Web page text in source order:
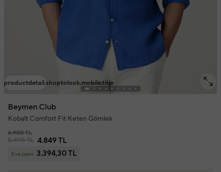
productdetail.shoptolook.mobile.title
Beymen Club
Kobalt Comfort Fit Keten Gömlek
6.950 TL
5.495 TL 4.849 TL
3 ve üzeri 3.394,30 TL